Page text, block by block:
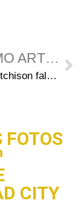
PRÓXIMO ARTIGO
Melissa Hutchison fala sobre Clementine e o futuro da personagem no jogo
FOTOS
CITY